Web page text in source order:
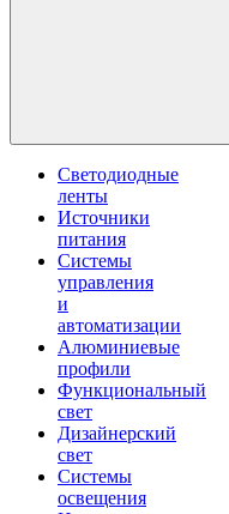
Светодиодные
ленты
Источники
питания
Системы
управления
и
автоматизации
Алюминиевые
профили
Функциональный
свет
Дизайнерский
свет
Системы
освещения